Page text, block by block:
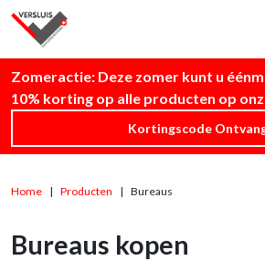
Zomeractie: Deze zomer kunt u
10% korting op alle producten op
Kortingscode
Home Producten Bureaus
Bureaus kopen